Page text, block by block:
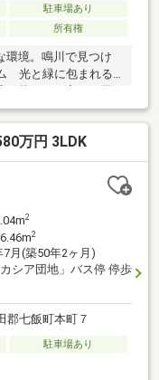
駐車場あり
所有権
環境。鳴川で見つけ
光と緑に包まれる
に暮らせる家～～周
ン・・・11分■ツル
合わせ・見学プラ
方向け＞しっかり
は物件詳細下段の
万円 3LDK
2
2
7月(築50年2ヶ月)
シア団地」バス停 停歩
郡七飯町本町７
駐車場あり